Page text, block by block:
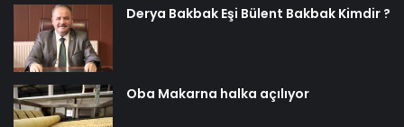
Derya Bakbak Eşi Bülent Bakbak Kimdir ?
Oba Makarna halka açılıyor